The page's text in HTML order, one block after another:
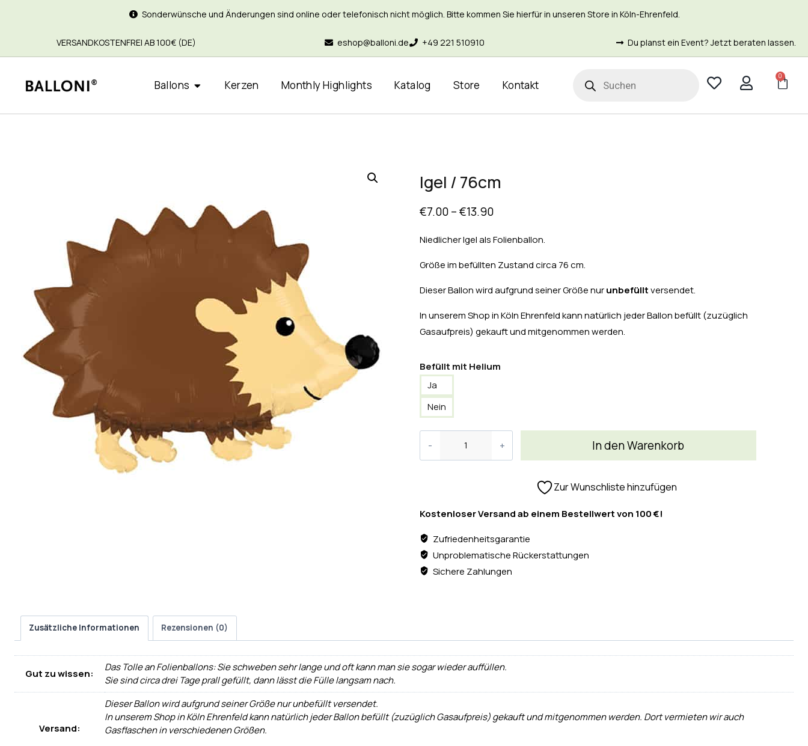
Sonderwünsche und Änderungen sind online oder telefonisch nicht möglich. Bitte kommen Sie hierfür in unseren Store in Köln-Ehrenfeld.
VERSANDKOSTENFREI AB 100€ (DE) eshop@balloni.de +49 221 510910 Du planst ein Event? Jetzt beraten lassen.
Ballons Kerzen Monthly Highlights Katalog Store Kontakt
0
Igel / 76cm
€7.00–€13.90
Niedlicher Igel als Folienballon.
Größe im befüllten Zustand circa 76 cm.
Dieser Ballon wird aufgrund seiner Größe nurunbefülltversendet.
In unserem Shop in Köln Ehrenfeld kann natürlich jeder Ballon befüllt (zuzüglich
Gasaufpreis) gekauft und mitgenommen werden.
Befüllt mit Helium
Ja
Nein
In den Warenkorb
Zur Wunschliste hinzufügen
Kostenloser Versand ab einem Bestellwert von 100 €!
Zufriedenheitsgarantie
Unproblematische Rückerstattungen
Sichere Zahlungen
Zusätzliche Informationen Rezensionen (0)
Gut zu wissen:
Das Tolle an Folienballons: Sie schweben sehr lange und oft kann man sie sogar wieder auffüllen.
Sie sind circa drei Tage prall gefüllt, dann lässt die Fülle langsam nach.
Versand:
Dieser Ballon wird aufgrund seiner Größe nur unbefüllt versendet.
In unserem Shop in Köln Ehrenfeld kann natürlich jeder Ballon befüllt (zuzüglich Gasaufpreis) gekauft und mitgenommen werden. Dort vermieten wir auch
Gasflaschen in verschiedenen Größen.